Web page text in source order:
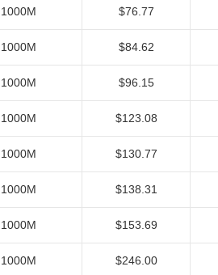
1000M $76.77
1000M $84.62
1000M $96.15
1000M $123.08
1000M $130.77
1000M $138.31
1000M $153.69
1000M $246.00